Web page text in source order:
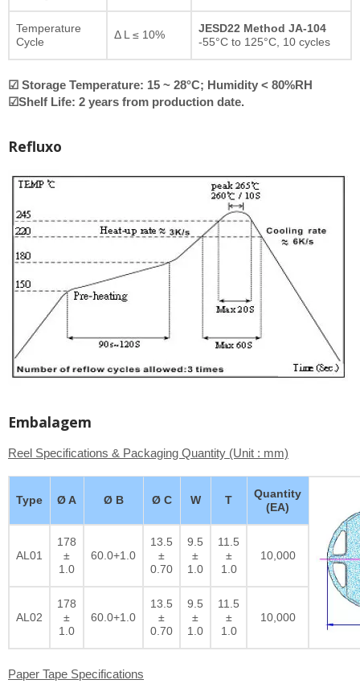
Temperature
Cycle
Δ L ≤ 10%
JESD22 Method JA-104
-55°C to 125°C, 10 cycles
☑ Storage Temperature: 15 ~ 28°C; Humidity < 80%RH
☑Shelf Life: 2 years from production date.
Refluxo
Embalagem
Reel Specifications & Packaging Quantity (Unit : mm)
Type Ø A Ø B Ø C W T
Quantity
(EA)
AL01
178
±
1.0
60.0+1.0
13.5
±
0.70
9.5
±
1.0
11.5
±
1.0
10,000
AL02
178
±
1.0
60.0+1.0
13.5
±
0.70
9.5
±
1.0
11.5
±
1.0
10,000
Paper Tape Specifications